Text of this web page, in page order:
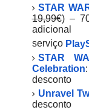
STAR
19,99€) –
serviço
STAR
Celebration
desconto
Unravel
desconto